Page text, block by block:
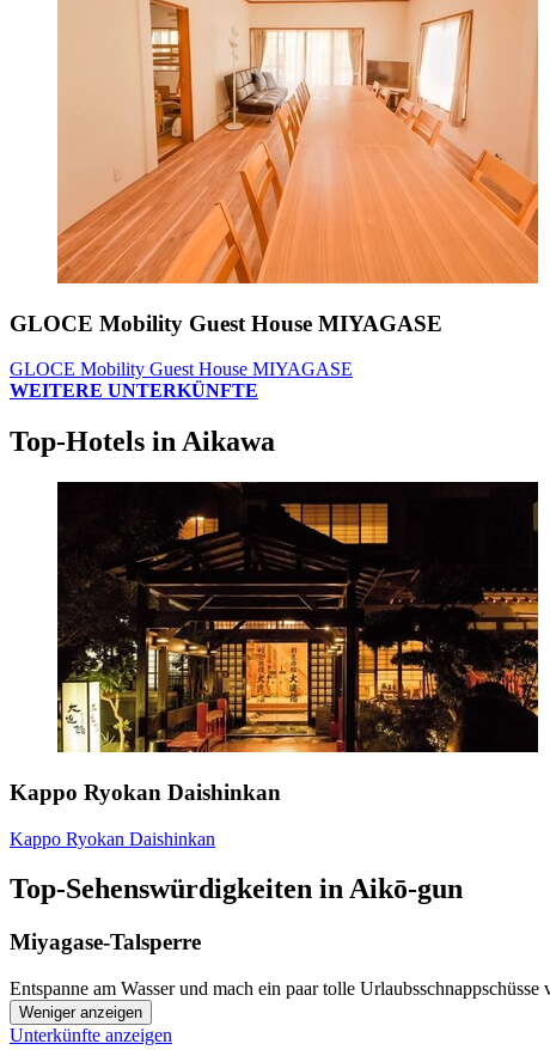
GLOCE Mobility Guest House MIYAGASE
GLOCE Mobility Guest House MIYAGASE
WEITERE UNTERKÜNFTE
Top-Hotels in Aikawa
Kappo Ryokan Daishinkan
Kappo Ryokan Daishinkan
Top-Sehenswürdigkeiten in Aikō-gun
Miyagase-Talsperre
Entspanne am Wasser und mach ein paar tolle
Weniger anzeigen
Unterkünfte anzeigen